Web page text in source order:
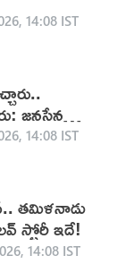
14:08 IST
జనసేన
14:08 IST
తమిళనాడు
స్టోరీ ఇదే!
14:08 IST